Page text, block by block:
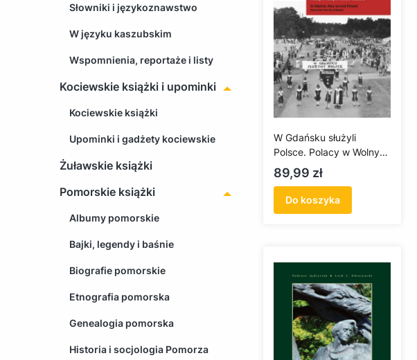
Słowniki i językoznawstwo
W języku kaszubskim
Wspomnienia, reportaże i listy
Kociewskie książki i upominki
Kociewskie książki
Upominki i gadżety kociewskie
Żuławskie książki
Pomorskie książki
Albumy pomorskie
Bajki, legendy i baśnie
Biografie pomorskie
Etnografia pomorska
Genealogia pomorska
Historia i socjologia Pomorza
W Gdańsku służyli
Polsce. Polacy w Wolnym
Mieście Gdańsku
Cena
89,99 zł
Do koszyka